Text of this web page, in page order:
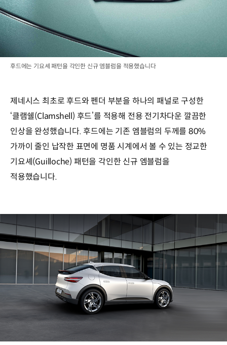
후드에는 기요셰 패턴을 각인한 신규 엠블럼을 적용했습니다
제네시스 최초로 후드와 펜더 부분을 하나의 패널로 구성한
‘클램쉘(Clamshell) 후드’를 적용해 전용 전기차다운 깔끔한
인상을 완성했습니다. 후드에는 기존 엠블럼의 두께를 80%
가까이 줄인 납작한 표면에 명품 시계에서 볼 수 있는 정교한
기요셰(Guilloche) 패턴을 각인한 신규 엠블럼을
적용했습니다.